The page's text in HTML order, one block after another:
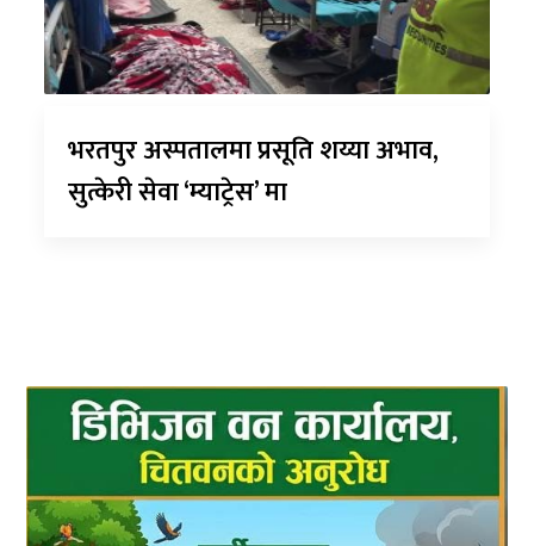
भरतपुर अस्पतालमा प्रसूति शय्या अभाव,
सुत्केरी सेवा ‘म्याट्रेस’ मा